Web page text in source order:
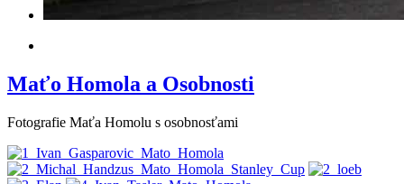
Maťo Homola a Osobnosti
Fotografie Maťa Homolu s osobnosťami